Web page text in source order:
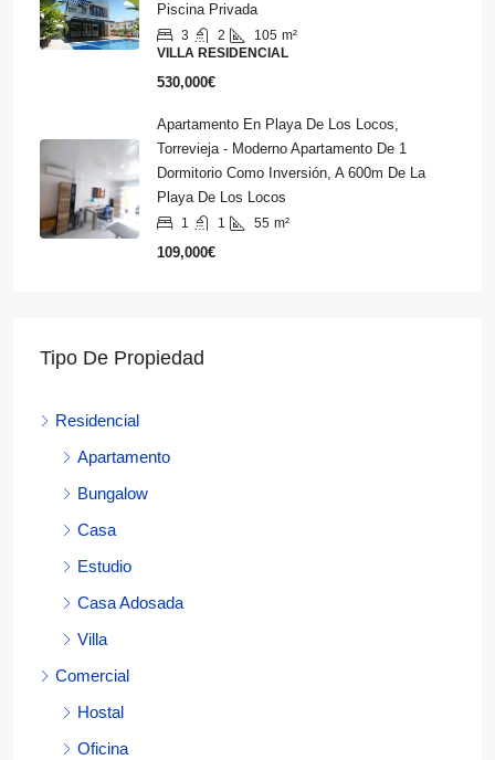
Piscina Privada
3 2 105 m²
VILLA RESIDENCIAL
530,000€
Apartamento En Playa De Los Locos,
Torrevieja - Moderno Apartamento De 1
Dormitorio Como Inversión, A 600m De La
Playa De Los Locos
1 1 55 m²
109,000€
Tipo De Propiedad
Residencial
Apartamento
Bungalow
Casa
Estudio
Casa Adosada
Villa
Comercial
Hostal
Oficina